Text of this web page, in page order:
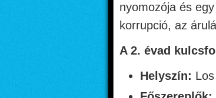
nyomozója és
korrupció, az
A 2. évad
Helyszín: